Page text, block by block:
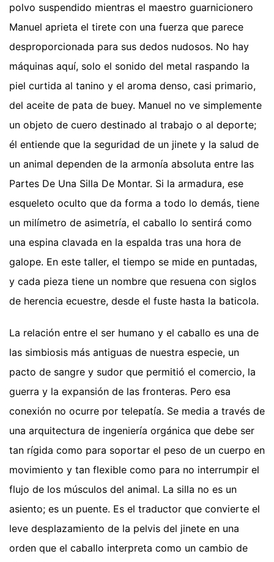
polvo suspendido mientras el maestro guarnicionero
Manuel aprieta el tirete con una fuerza que parece
desproporcionada para sus dedos nudosos. No hay
máquinas aquí, solo el sonido del metal raspando la
piel curtida al tanino y el aroma denso, casi primario,
del aceite de pata de buey. Manuel no ve simplemente
un objeto de cuero destinado al trabajo o al deporte;
él entiende que la seguridad de un jinete y la salud de
un animal dependen de la armonía absoluta entre las
Partes De Una Silla De Montar. Si la armadura, ese
esqueleto oculto que da forma a todo lo demás, tiene
un milímetro de asimetría, el caballo lo sentirá como
una espina clavada en la espalda tras una hora de
galope. En este taller, el tiempo se mide en puntadas,
y cada pieza tiene un nombre que resuena con siglos
de herencia ecuestre, desde el fuste hasta la baticola.
La relación entre el ser humano y el caballo es una de
las simbiosis más antiguas de nuestra especie, un
pacto de sangre y sudor que permitió el comercio, la
guerra y la expansión de las fronteras. Pero esa
conexión no ocurre por telepatía. Se media a través de
una arquitectura de ingeniería orgánica que debe ser
tan rígida como para soportar el peso de un cuerpo en
movimiento y tan flexible como para no interrumpir el
flujo de los músculos del animal. La silla no es un
asiento; es un puente. Es el traductor que convierte el
leve desplazamiento de la pelvis del jinete en una
orden que el caballo interpreta como un cambio de